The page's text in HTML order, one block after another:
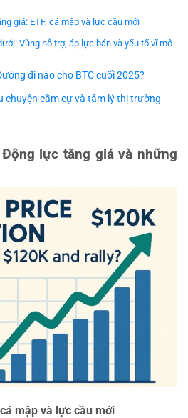
giá: ETF, cá mập và lực cầu mới
Vùng hỗ trợ, áp lực bán và yếu tố vĩ mô
đi nào cho BTC cuối 2025?
chuyện cầm cự và tâm lý thị trường
lực tăng giá và những
mập và lực cầu mới